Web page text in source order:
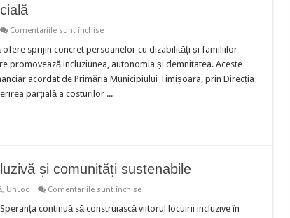
pentru
Comentariile sunt închisepentru
sociale
de
Fundația
de
Abilitare
Municipiului
Timișoara
prin
Direcția
Asistență
ofere sprijin concret persoanelor cu dizabilități și familiilor
promovează incluziunea, autonomia și demnitatea. Aceste
acordat de Primăria Municipiului Timișoara, prin Direcția
parțială a costurilor ...
și comunități sustenabile
, UnLoc Comentariile sunt închisepentru
pentru
continuă să construiască viitorul locuirii incluzive în